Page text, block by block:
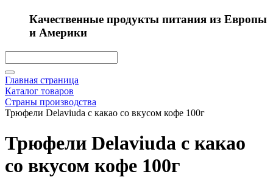
Качественные продукты питания из Европы
и Америки
Главная страница
Каталог товаров
Страны производства
Трюфели Delaviuda с какао со вкусом кофе 100г
Трюфели Delaviuda с какао
со вкусом кофе 100г